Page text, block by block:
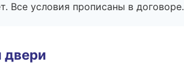
Все условия прописаны в договоре.
двери